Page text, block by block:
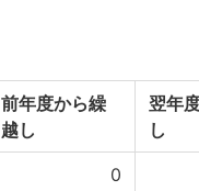
前年度から繰
越し
翌年
し
0